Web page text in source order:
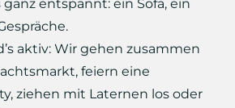
ganz entspannt: ein Sofa, ein
aktiv: Wir gehen zusammen
feiern eine
ziehen mit Laternen los oder